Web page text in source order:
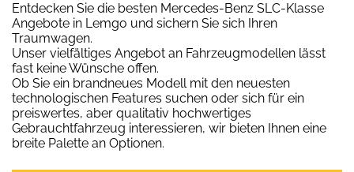
Entdecken Sie die besten Mercedes-Benz SLC-Klasse
Angebote in Lemgo und sichern Sie sich Ihren
Traumwagen.
Unser vielfältiges Angebot an Fahrzeugmodellen lässt
fast keine Wünsche offen.
Ob Sie ein brandneues Modell mit den neuesten
technologischen Features suchen oder sich für ein
preiswertes, aber qualitativ hochwertiges
Gebrauchtfahrzeug interessieren, wir bieten Ihnen eine
breite Palette an Optionen.